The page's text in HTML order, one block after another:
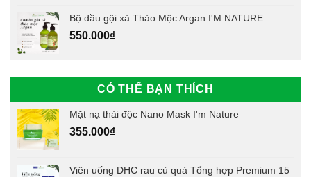
Bộ dầu gội xả Thảo Mộc Argan I'M NATURE
550.000₫
CÓ THỂ BẠN THÍCH
Mặt nạ thải độc Nano Mask I'm Nature
355.000₫
Viên uống DHC rau củ quả Tổng hợp Premium 15